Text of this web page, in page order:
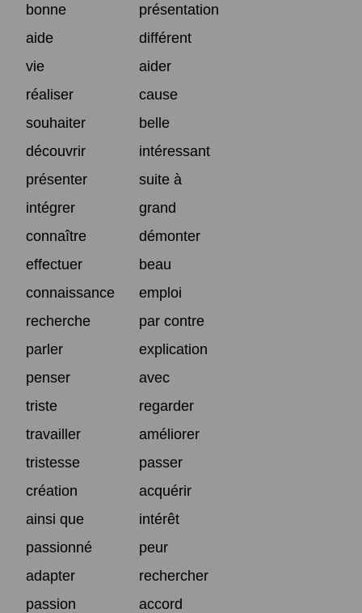
bonne
présentation
aide
différent
vie
aider
réaliser
cause
souhaiter
belle
découvrir
intéressant
présenter
suite à
intégrer
grand
connaître
démonter
effectuer
beau
connaissance
emploi
recherche
par contre
parler
explication
penser
avec
triste
regarder
travailler
améliorer
tristesse
passer
création
acquérir
ainsi que
intérêt
passionné
peur
adapter
rechercher
passion
accord